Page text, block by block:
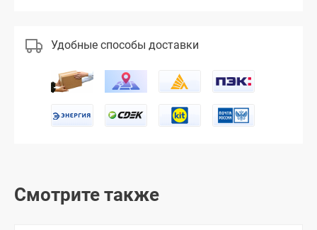
Удобные способы доставки
Смотрите также